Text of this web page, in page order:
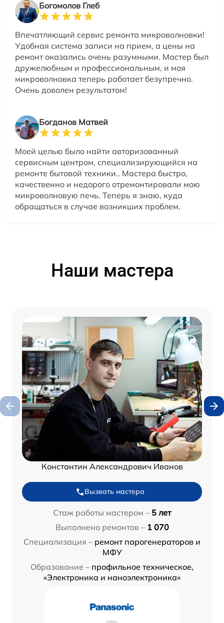
Богомолов Глеб
Впечатляющий сервис ремонта микроволновки!
Удобная система записи на прием, а цены на
ремонт оказались очень разумными. Мастер был
дружелюбным и профессиональным, и моя
микроволновка теперь работает безупречно.
Очень доволен результатом!
Богданов Матвей
Моей целью было найти авторизованный
сервисным центром, специализирующийся на
ремонте бытовой техники.. Мастера быстро,
качественно и недорого отремонтировали мою
микроволновую печь. Теперь я знаю, куда
обращаться в случае возникших проблем.
Наши мастера
Константин Александрович Иванов
Вызвать мастера
Стаж работы мастером – 5 лет
Выполнено ремонтов – 1 070
Специализация – ремонт парогенераторов и
МФУ
Образование – профильное техническое,
«Электроника и наноэлектроника»